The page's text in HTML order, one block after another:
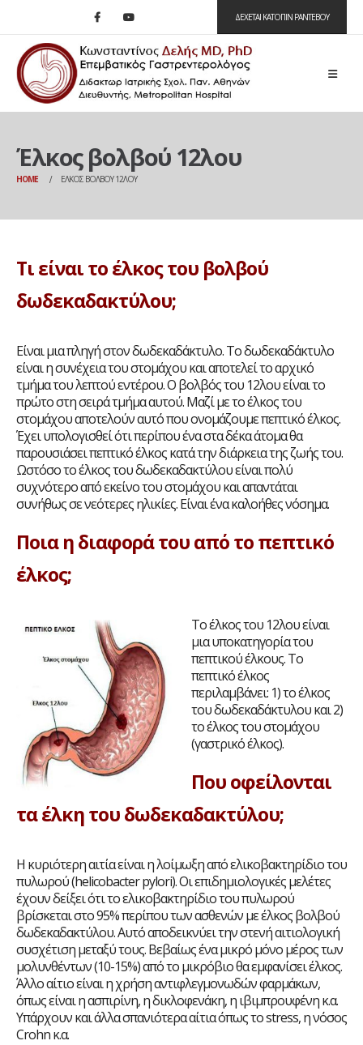
ΔΕΧΕΤΑΙ ΚΑΤΟΠΙΝ ΡΑΝΤΕΒΟΥ
Έλκος βολβού 12λου
HOME ΈΛΚΟΣ ΒΟΛΒΟΎ 12ΛΟΥ
Τι είναι το έλκος του βολβού
δωδεκαδακτύλου;
Είναι μια πληγή στον δωδεκαδάκτυλο. Το δωδεκαδάκτυλο
είναι η συνέχεια του στομάχου και αποτελεί το αρχικό
τμήμα του λεπτού εντέρου. Ο βολβός του 12λου είναι το
πρώτο στη σειρά τμήμα αυτού. Μαζί με το έλκος του
στομάχου αποτελούν αυτό που ονομάζουμε πεπτικό έλκος.
Έχει υπολογισθεί ότι περίπου ένα στα δέκα άτομα θα
παρουσιάσει πεπτικό έλκος κατά την διάρκεια της ζωής του.
Ωστόσο το έλκος του δωδεκαδακτύλου είναι πολύ
συχνότερο από εκείνο του στομάχου και απαντάται
συνήθως σε νεότερες ηλικίες. Είναι ένα καλοήθες νόσημα.
Ποια η διαφορά του από το πεπτικό
έλκος;
Το έλκος του 12λου είναι
μια υποκατηγορία του
πεπτικού έλκους. Το
πεπτικό έλκος
περιλαμβάνει: 1) το έλκος
του δωδεκαδάκτυλου και 2)
το έλκος του στομάχου
(γαστρικό έλκος).
Που οφείλονται
τα έλκη του δωδεκαδακτύλου;
Η κυριότερη αιτία είναι η λοίμωξη από ελικοβακτηρίδιο του
πυλωρού (helicobacter pylori). Οι επιδημιολογικές μελέτες
έχουν δείξει ότι το ελικοβακτηρίδιο του πυλωρού
βρίσκεται στο 95% περίπου των ασθενών με έλκος βολβού
δωδεκαδακτύλου. Αυτό αποδεικνύει την στενή αιτιολογική
συσχέτιση μεταξύ τους. Βεβαίως ένα μικρό μόνο μέρος των
μολυνθέντων (10-15%) από το μικρόβιο θα εμφανίσει έλκος.
Άλλο αίτιο είναι η χρήση αντιφλεγμονωδών φαρμάκων,
όπως είναι η ασπιρίνη, η δικλοφενάκη, η ιβιμπρουφένη κ.α.
Υπάρχουν και άλλα σπανιότερα αίτια όπως το stress, η νόσος
Crohn κ.α.